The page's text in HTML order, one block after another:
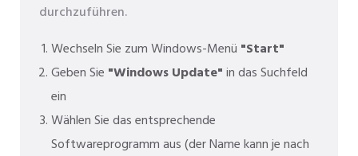
durchzuführen.
Wechseln Sie zum Windows-Menü "Start"
Geben Sie "Windows Update"in das Suchfeld
ein
Wählen Sie das entsprechende
Softwareprogramm aus (der Name kann je nach